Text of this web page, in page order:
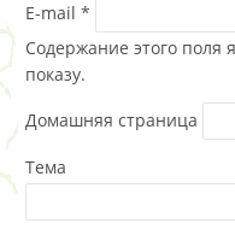
E-mail *
Содержание этого поля
показу.
Домашняя страница
Тема